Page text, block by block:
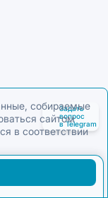
собираемые
сайтом
в соответствии
Задать
вопрос
в Telegram